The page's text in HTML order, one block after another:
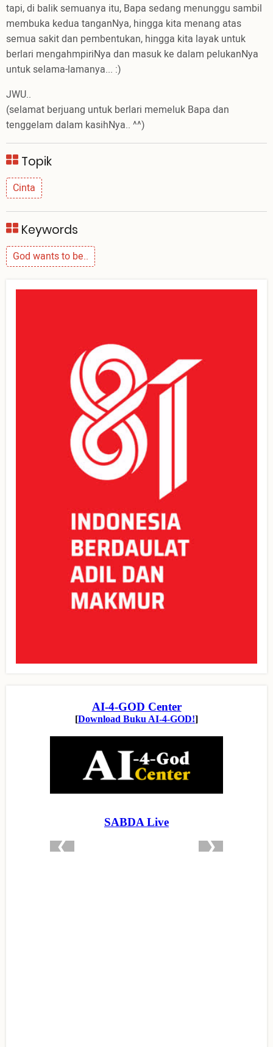
tapi, di balik semuanya itu, Bapa sedang menunggu sambil
membuka kedua tanganNya, hingga kita menang atas
semua sakit dan pembentukan, hingga kita layak untuk
berlari mengahmpiriNya dan masuk ke dalam pelukanNya
untuk selama-lamanya... :)
JWU..
(selamat berjuang untuk berlari memeluk Bapa dan
tenggelam dalam kasihNya.. ^^)
Topik
Cinta
Keywords
God wants to be..